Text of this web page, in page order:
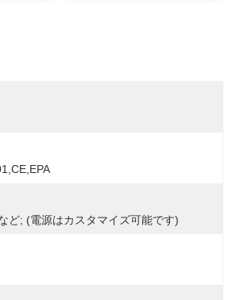
ど; (電源はカスタマイズ可能です)